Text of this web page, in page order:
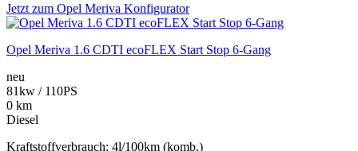
Jetzt zum Opel Meriva Konfigurator
Opel Meriva 1.6 CDTI ecoFLEX Start Stop 6-Gang
neu
81kw / 110PS
0 km
Diesel
Kraftstoffverbrauch: 4l/100km (komb.)